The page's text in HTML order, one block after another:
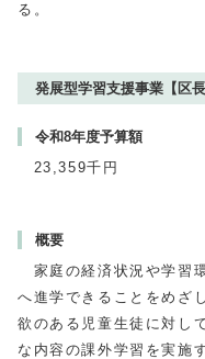
る。
発展型学習支援事業【区長
令和8年度予算額
23,359千円
概要
家庭の経済状況や学習
へ進学できることをめざ
欲のある児童生徒に対し
な内容の課外学習を実施